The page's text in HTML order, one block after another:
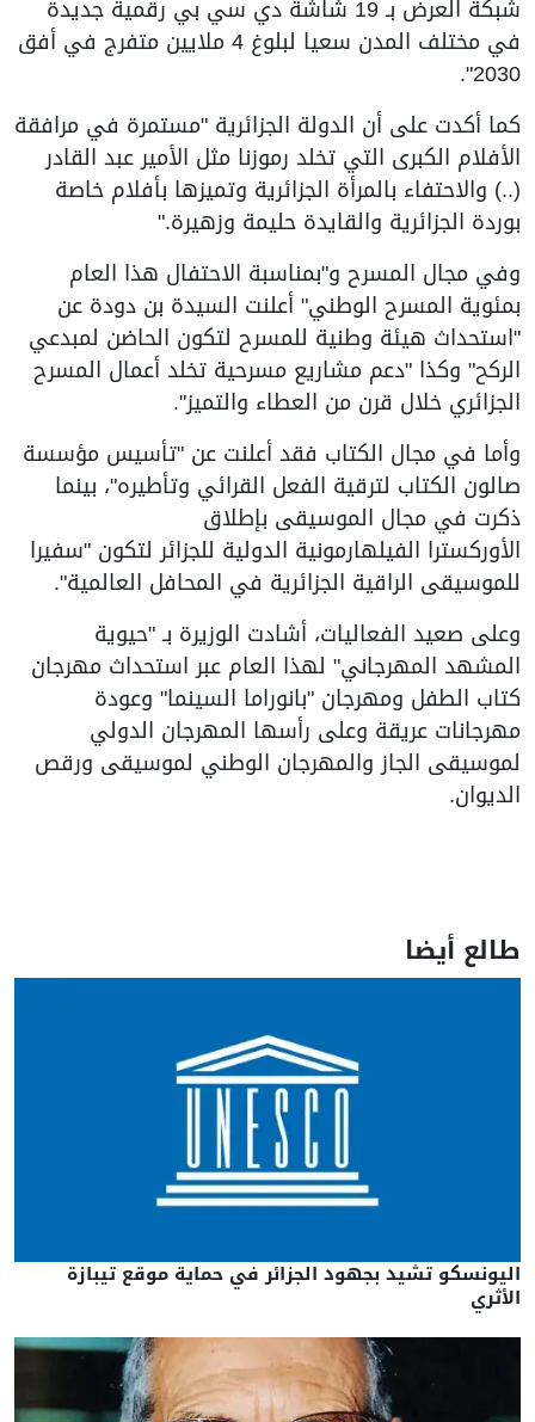
شبكة العرض بـ 19 شاشة دي سي بي رقمية جديدة
في مختلف المدن سعيا لبلوغ 4 ملايين متفرج في أفق
2030".
كما أكدت على أن الدولة الجزائرية "مستمرة في مرافقة
الأفلام الكبرى التي تخلد رموزنا مثل الأمير عبد القادر
(..) والاحتفاء بالمرأة الجزائرية وتميزها بأفلام خاصة
بوردة الجزائرية والقايدة حليمة وزهيرة."
وفي مجال المسرح و"بمناسبة الاحتفال هذا العام
بمئوية المسرح الوطني" أعلنت السيدة بن دودة عن
"استحداث هيئة وطنية للمسرح لتكون الحاضن لمبدعي
الركح" وكذا "دعم مشاريع مسرحية تخلد أعمال المسرح
الجزائري خلال قرن من العطاء والتميز".
وأما في مجال الكتاب فقد أعلنت عن "تأسيس مؤسسة
صالون الكتاب لترقية الفعل القرائي وتأطيره"، بينما
ذكرت في مجال الموسيقى بإطلاق
الأوركسترا الفيلهارمونية الدولية للجزائر لتكون "سفيرا
للموسيقى الراقية الجزائرية في المحافل العالمية".
وعلى صعيد الفعاليات، أشادت الوزيرة بـ "حيوية
المشهد المهرجاني" لهذا العام عبر استحداث مهرجان
كتاب الطفل ومهرجان "بانوراما السينما" وعودة
مهرجانات عريقة وعلى رأسها المهرجان الدولي
لموسيقى الجاز والمهرجان الوطني لموسيقى ورقص
الديوان.
طالع أيضا
اليونسكو تشيد بجهود الجزائر في حماية موقع تيبازة
الأثري